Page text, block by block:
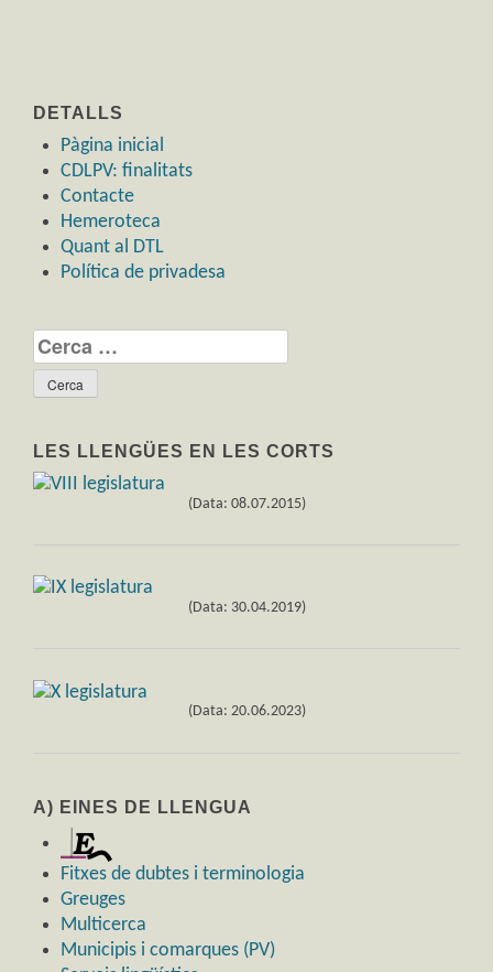
DETALLS
Pàgina inicial
CDLPV: finalitats
Contacte
Hemeroteca
Quant al DTL
Política de privadesa
Cerca:
LES LLENGÜES EN LES CORTS
(Data: 08.07.2015)
(Data: 30.04.2019)
(Data: 20.06.2023)
A) EINES DE LLENGUA
Fitxes de dubtes i terminologia
Greuges
Multicerca
Municipis i comarques (PV)